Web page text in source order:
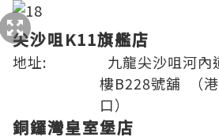
尖沙咀K11旗艦店
地址:
九龍尖沙咀河
樓B228號舖 （
口）
銅鑼灣皇室堡店